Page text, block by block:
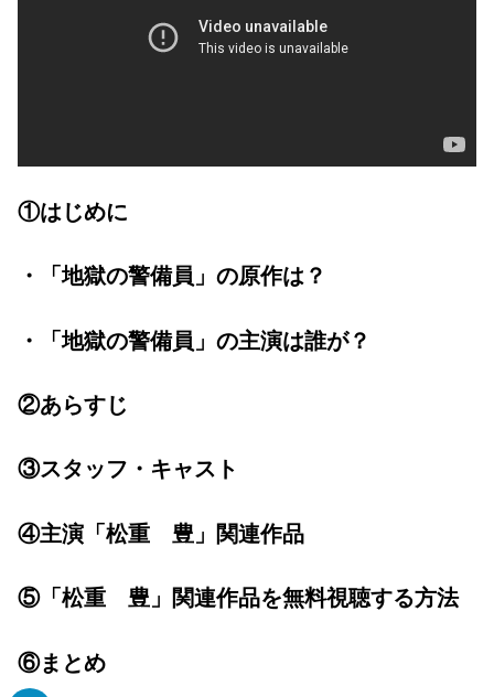
①はじめに
・「地獄の警備員」の原作は？
・「地獄の警備員」の主演は誰が？
②あらすじ
③スタッフ・キャスト
④主演「松重 豊」関連作品
⑤「松重 豊」関連作品を無料視聴する方法
⑥まとめ